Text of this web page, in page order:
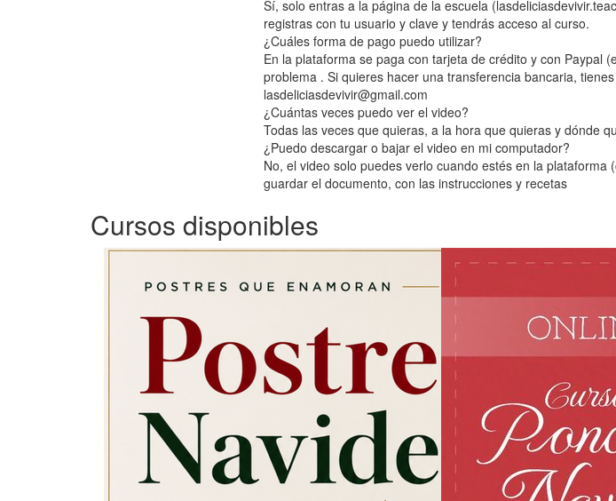
Sí, solo entras a la página de la escuela
registras con tu usuario y clave y tendrás acceso al curso.
¿Cuáles forma de pago puedo utilizar?
En la plataforma se paga con tarjeta de crédito y con Paypal
problema . Si quieres hacer una transferencia bancaria,
lasdeliciasdevivir@gmail.com
¿Cuántas veces puedo ver el video?
Todas las veces que quieras, a la hora que quieras y dónde
¿Puedo descargar o bajar el video en mi computador?
No, el video solo puedes verlo cuando estés en la
guardar el documento, con las instrucciones y recetas
Cursos disponibles